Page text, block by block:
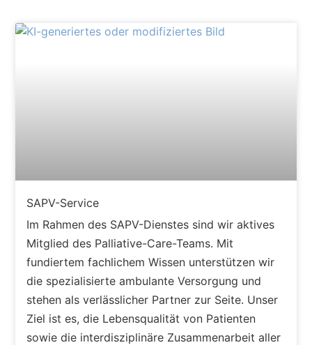
SAPV-Service
Im Rahmen des SAPV-Dienstes sind wir aktives
Mitglied des Palliative-Care-Teams. Mit
fundiertem fachlichem Wissen unterstützen wir
die spezialisierte ambulante Versorgung und
stehen als verlässlicher Partner zur Seite. Unser
Ziel ist es, die Lebensqualität von Patienten
sowie die interdisziplinäre Zusammenarbeit aller